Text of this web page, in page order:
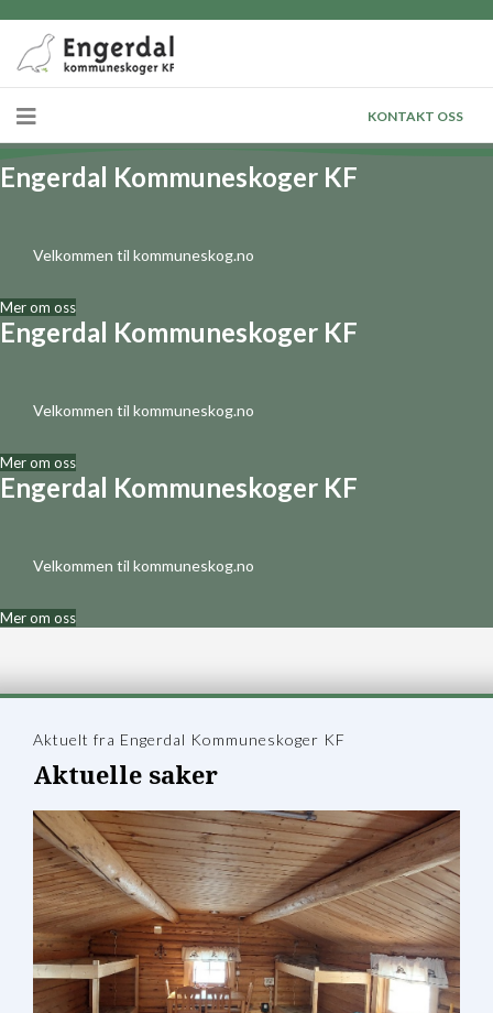
KONTAKT OSS
Engerdal Kommuneskoger KF
Velkommen til kommuneskog.no
Mer om oss
Engerdal Kommuneskoger KF
Velkommen til kommuneskog.no
Mer om oss
Engerdal Kommuneskoger KF
Velkommen til kommuneskog.no
Mer om oss
Aktuelt fra Engerdal Kommuneskoger KF
Aktuelle saker